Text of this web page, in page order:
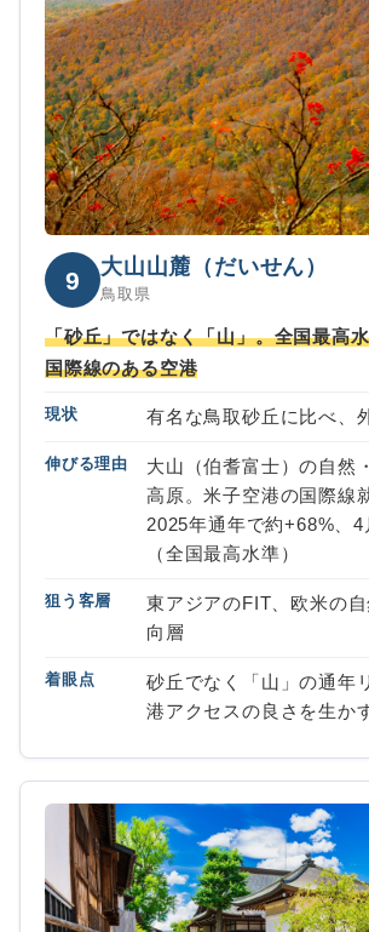
9 大山山麓（だいせん）
鳥取県
「砂丘」ではなく「山」。全国最高
国際線のある空港
現状 有名な鳥取砂丘に比べ、
伸びる理由
大山（伯耆富士）の自然
高原。米子空港の国際線
2025年通年で約+68%、
（全国最高水準）
狙う客層
東アジアのFIT、欧米の
向層
着眼点
砂丘でなく「山」の通年
港アクセスの良さを生か